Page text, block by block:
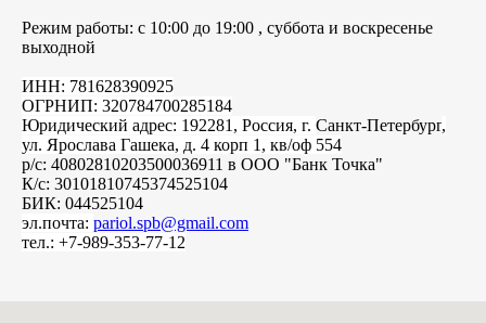
Режим работы: с 10:00 до 19:00 , суббота и воскресенье
выходной
ИНН: 781628390925
ОГРНИП: 320784700285184
Юридический адрес: 192281, Россия, г. Санкт-Петербург,
ул. Ярослава Гашека, д. 4 корп 1, кв/оф 554
р/с: 40802810203500036911 в ООО "Банк Точка"
К/с: 30101810745374525104
БИК: 044525104
эл.почта: pariol.spb@gmail.com
тел.: +7-989-353-77-12